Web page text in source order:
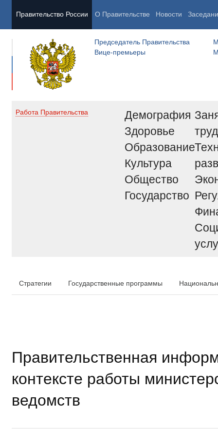
Правительство России О Правительстве Новости
Председатель Правительства
Вице-премьеры
Работа Правительства
Демография
Здоровье
Образование
Культура
Общество
Государство
труд
Стратегии Государственные программы
Правительственная
контексте работы
ведомств